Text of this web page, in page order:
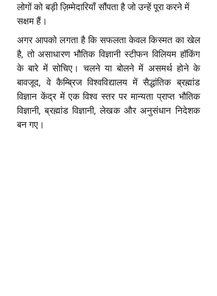
लोगों को बड़ी ज़िम्मेदारियाँ सौंपता है जो उन्हें पूरा करने में
सक्षम हैं।
अगर आपको लगता है कि सफलता केवल किस्मत का खेल
है, तो असाधारण भौतिक विज्ञानी स्टीफन विलियम हॉकिंग
के बारे में सोचिए। चलने या बोलने में असमर्थ होने के
बावजूद, वे कैम्ब्रिज विश्वविद्यालय में सैद्धांतिक ब्रह्मांड
विज्ञान केंद्र में एक विश्व स्तर पर मान्यता प्राप्त भौतिक
विज्ञानी, ब्रह्मांड विज्ञानी, लेखक और अनुसंधान निदेशक
बन गए।